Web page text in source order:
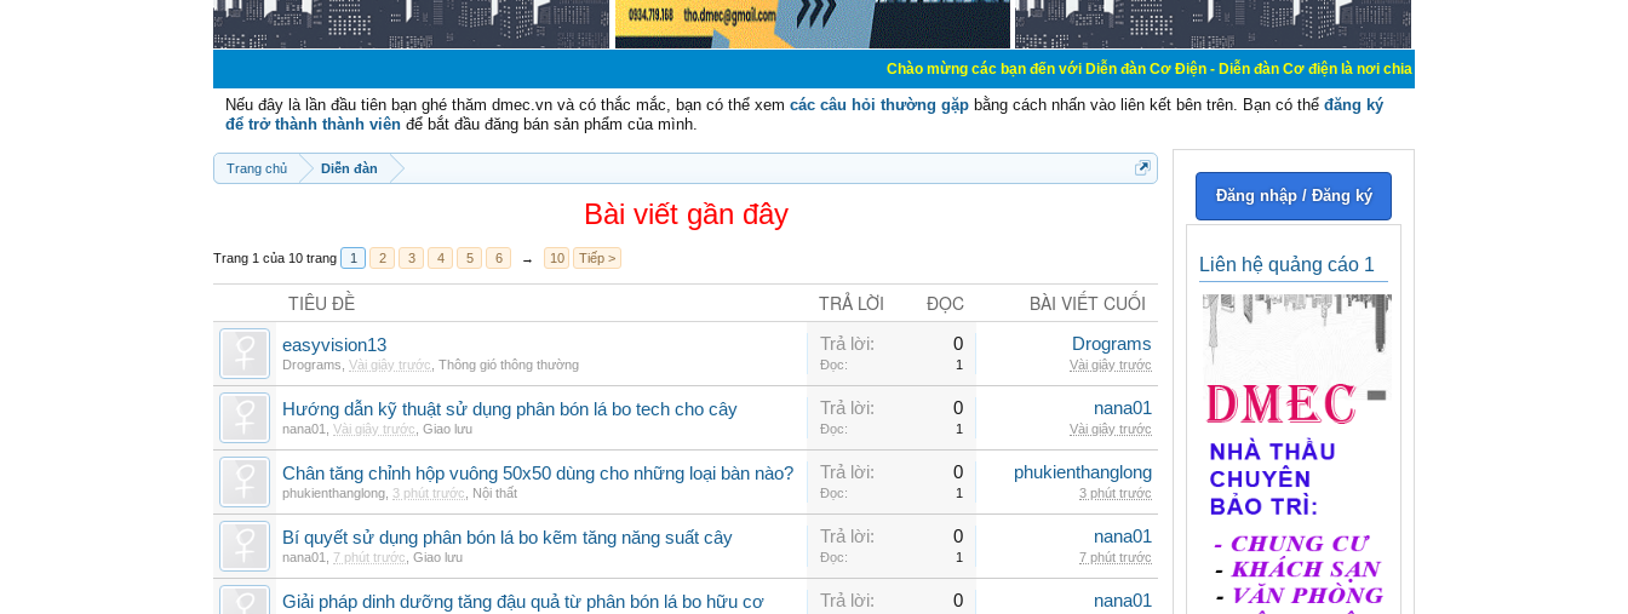
Chào mừng các bạn đến với Diễn đàn Cơ Điện - Diễn đàn Cơ điện là nơi chia sẽ kiến thức kinh nghiệm trong lãnh
Nếu đây là lần đầu tiên bạn ghé thăm dmec.vn và có thắc mắc, bạn có thể xem các câu hỏi thường gặp bằng cách nhấn vào liên kết bên trên. Bạn có thể đăng ký
để trở thành thành viên để bắt đầu đăng bán sản phẩm của mình.
Trang chủ Diễn đàn
Bài viết gần đây
Trang 1 của 10 trang 1 2 3 4 5 6 → 10 Tiếp >
TIÊU ĐỀ TRẢ LỜI ĐỌC BÀI VIẾT CUỐI
easyvision13
Drograms Vài giây trước Thông gió thông thường
Trả lời: 0
Đọc: 1
Drograms
Vài giây trước
Hướng dẫn kỹ thuật sử dụng phân bón lá bo tech cho cây
nana01 Vài giây trước Giao lưu
Trả lời: 0
Đọc: 1
nana01
Vài giây trước
Chân tăng chỉnh hộp vuông 50x50 dùng cho những loại bàn nào?
phukienthanglong 3 phút trước Nội thất
Trả lời: 0
Đọc: 1
phukienthanglong
3 phút trước
Bí quyết sử dụng phân bón lá bo kẽm tăng năng suất cây
nana01 7 phút trước Giao lưu
Trả lời: 0
Đọc: 1
nana01
7 phút trước
Giải pháp dinh dưỡng tăng đậu quả từ phân bón lá bo hữu cơ Trả lời: 0 nana01
Đăng nhập / Đăng ký
Liên hệ quảng cáo 1